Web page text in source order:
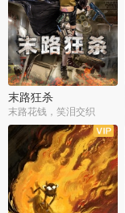
末路狂杀
末路花钱，笑泪交织